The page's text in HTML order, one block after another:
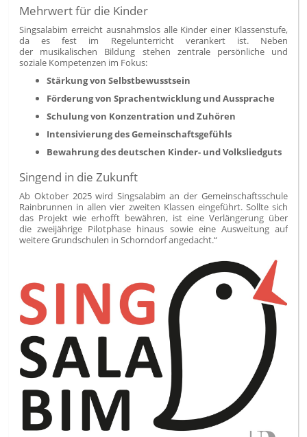
Mehrwert für die Kinder
Singsalabim erreicht ausnahmslos alle Kinder einer Klassenstufe,
da es fest im Regelunterricht verankert ist. Neben
der musikalischen Bildung stehen zentrale persönliche und
soziale Kompetenzen im Fokus:
Stärkung von Selbstbewusstsein
Förderung von Sprachentwicklung und Aussprache
Schulung von Konzentration und Zuhören
Intensivierung des Gemeinschaftsgefühls
Bewahrung des deutschen Kinder- und Volksliedguts
Singend in die Zukunft
Ab Oktober 2025 wird Singsalabim an der Gemeinschaftsschule
Rainbrunnen in allen vier zweiten Klassen eingeführt. Sollte sich
das Projekt wie erhofft bewähren, ist eine Verlängerung über
die zweijährige Pilotphase hinaus sowie eine Ausweitung auf
weitere Grundschulen in Schorndorf angedacht.“